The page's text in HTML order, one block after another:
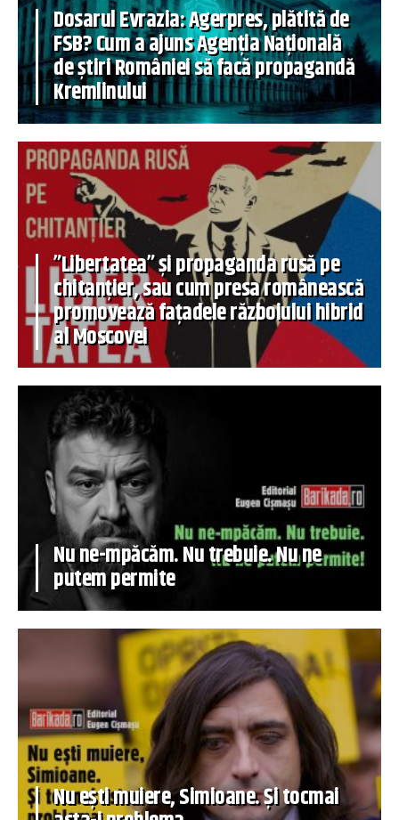
Dosarul Evrazia: Agerpres, plătită de
FSB? Cum a ajuns Agenția Națională
de știri României să facă propagandă
Kremlinului
”Libertatea” și propaganda rusă pe
chitanțier, sau cum presa românească
promovează fațadele războiului hibrid
al Moscovei
Nu ne-mpăcăm. Nu trebuie. Nu ne
putem permite
Nu ești muiere, Simioane. Și tocmai